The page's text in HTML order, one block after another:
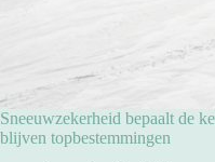
Sneeuwzekerheid bepaalt de
blijven topbestemmingen